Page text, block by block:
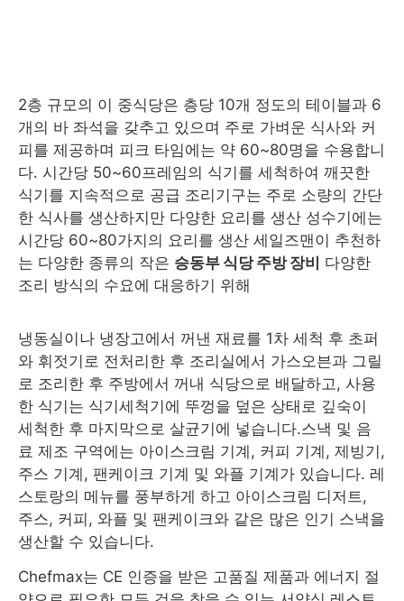
2층 규모의 이 중식당은 층당 10개 정도의 테이블과 6
개의 바 좌석을 갖추고 있으며 주로 가벼운 식사와 커
피를 제공하며 피크 타임에는 약 60~80명을 수용합니
다. 시간당 50~60프레임의 식기를 세척하여 깨끗한
식기를 지속적으로 공급 조리기구는 주로 소량의 간단
한 식사를 생산하지만 다양한 요리를 생산 성수기에는
시간당 60~80가지의 요리를 생산 세일즈맨이 추천하
는 다양한 종류의 작은 승동부 식당 주방 장비 다양한
조리 방식의 수요에 대응하기 위해
냉동실이나 냉장고에서 꺼낸 재료를 1차 세척 후 초퍼
와 휘젓기로 전처리한 후 조리실에서 가스오븐과 그릴
로 조리한 후 주방에서 꺼내 식당으로 배달하고, 사용
한 식기는 식기세척기에 뚜껑을 덮은 상태로 깊숙이
세척한 후 마지막으로 살균기에 넣습니다.스낵 및 음
료 제조 구역에는 아이스크림 기계, 커피 기계, 제빙기,
주스 기계, 팬케이크 기계 및 와플 기계가 있습니다. 레
스토랑의 메뉴를 풍부하게 하고 아이스크림 디저트,
주스, 커피, 와플 및 팬케이크와 같은 많은 인기 스낵을
생산할 수 있습니다.
Chefmax는 CE 인증을 받은 고품질 제품과 에너지 절